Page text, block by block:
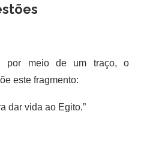
por meio de um traço, o
este fragmento:
dar vida ao Egito.”